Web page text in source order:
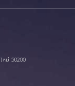
หม่ 50200